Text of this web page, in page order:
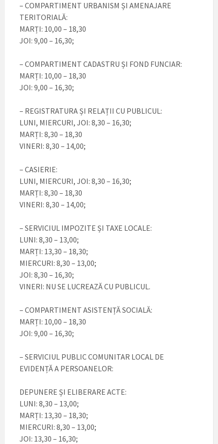
– COMPARTIMENT URBANISM ȘI AMENAJARE
TERITORIALĂ:
MARȚI: 10,00 – 18,30
JOI: 9,00 – 16,30;
– COMPARTIMENT CADASTRU ȘI FOND FUNCIAR:
MARȚI: 10,00 – 18,30
JOI: 9,00 – 16,30;
– REGISTRATURA ȘI RELAȚII CU PUBLICUL:
LUNI, MIERCURI, JOI: 8,30 – 16,30;
MARȚI: 8,30 – 18,30
VINERI: 8,30 – 14,00;
– CASIERIE:
LUNI, MIERCURI, JOI: 8,30 – 16,30;
MARȚI: 8,30 – 18,30
VINERI: 8,30 – 14,00;
– SERVICIUL IMPOZITE ȘI TAXE LOCALE:
LUNI: 8,30 – 13,00;
MARȚI: 13,30 – 18,30;
MIERCURI: 8,30 – 13,00;
JOI: 8,30 – 16,30;
VINERI: NU SE LUCREAZĂ CU PUBLICUL.
– COMPARTIMENT ASISTENȚĂ SOCIALĂ:
MARȚI: 10,00 – 18,30
JOI: 9,00 – 16,30;
– SERVICIUL PUBLIC COMUNITAR LOCAL DE
EVIDENȚĂ A PERSOANELOR:
DEPUNERE ȘI ELIBERARE ACTE:
LUNI: 8,30 – 13,00;
MARȚI: 13,30 – 18,30;
MIERCURI: 8,30 – 13,00;
JOI: 13,30 – 16,30;